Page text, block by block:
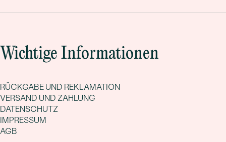
Wichtige Informationen
RÜCKGABE UND REKLAMATION
VERSAND UND ZAHLUNG
DATENSCHUTZ
IMPRESSUM
AGB